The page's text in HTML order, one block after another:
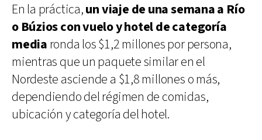
En la práctica,un viaje de una semana a Río
o Búzios con vuelo y hotel de categoría
media ronda los $1,2 millones por persona,
mientras que un paquete similar en el
Nordeste asciende a $1,8 millones o más,
dependiendo del régimen de comidas,
ubicación y categoría del hotel.